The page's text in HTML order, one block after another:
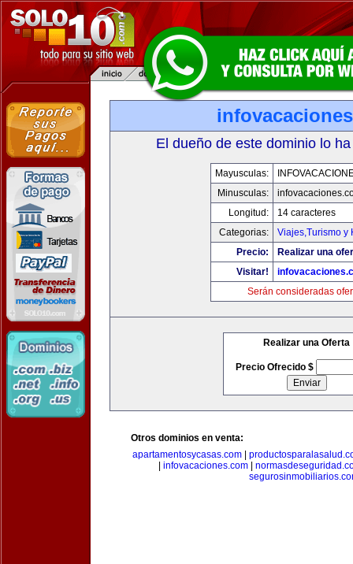
El dueño de este dominio lo
Mayusculas:
Minusculas:
Longitud:
14 caracteres
Categorias:
Viajes,Turismo y
Precio:
Realizar una
Visitar!
Serán consideradas
Realizar una Oferta
Precio Ofrecido $
Otros dominios en venta:
apartamentosycasas.com
infovacaciones.com|